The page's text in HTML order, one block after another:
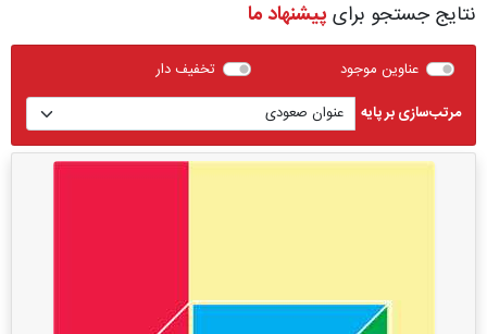
نتایج جستجو برای پیشنهاد ما
عناوین موجود
تخفیف دار
مرتب‌سازی بر پایه